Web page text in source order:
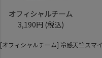
オフィシャルチーム
3,190円 (税込)
[オフィシャルチーム] 冷感天竺スマ